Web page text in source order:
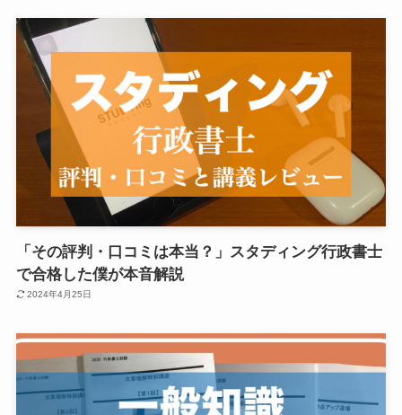
「その評判・口コミは本当？」スタディング行政書士
で合格した僕が本音解説
2024年4月25日